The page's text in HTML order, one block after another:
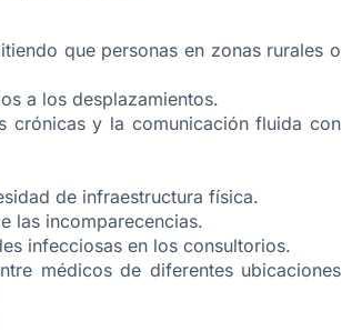
que personas en zonas rurales o
a los desplazamientos.
crónicas y la comunicación fluida con
de infraestructura física.
las incomparecencias.
infecciosas en los consultorios.
médicos de diferentes ubicaciones